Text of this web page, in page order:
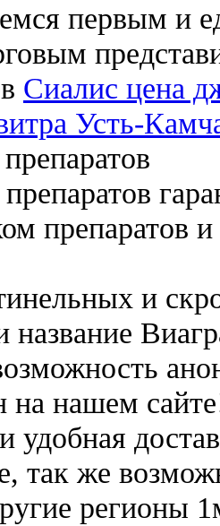
первым и
Сиалис цена
Усть-
препаратов
и
название
на нашем
удобная
так же
регионы